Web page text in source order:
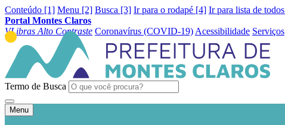
Conteúdo [1] Menu [2] Busca [3] Ir para o rodapé [4] Ir para lista de
Portal Montes Claros
VLibras Alto Contraste Coronavírus (COVID-19) Acessibilidade Serviços
Termo de Busca
Menu